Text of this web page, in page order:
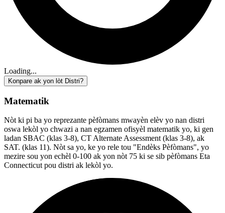
Loading...
Konpare ak yon lòt Distri?
Matematik
Nòt ki pi ba yo reprezante pèfòmans mwayèn elèv yo nan distri
oswa lekòl yo chwazi a nan egzamen ofisyèl matematik yo, ki gen
ladan SBAC (klas 3-8), CT Alternate Assessment (klas 3-8), ak
SAT. (klas 11). Nòt sa yo, ke yo rele tou "Endèks Pèfòmans", yo
mezire sou yon echèl 0-100 ak yon nòt 75 ki se sib pèfòmans Eta
Connecticut pou distri ak lekòl yo.